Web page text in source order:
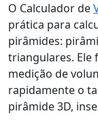
O Calculador de
prática para
pirâmides:
triangulares. Ele
medição de
rapidamente o
pirâmide 3D,